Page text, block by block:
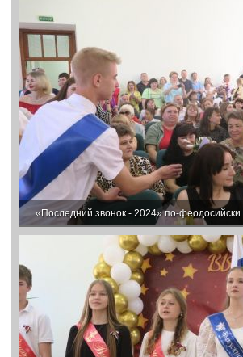
«Последний звонок - 2024» по-феодосийски